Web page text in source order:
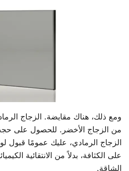
ومع ذلك، هناك مقايضة. الزجاج
من الزجاج الأخضر. للحصول على
الزجاج الرمادي، عليك عمومًا قبول
على الكثافة، بدلاً من الانتقائية
الشاقة.